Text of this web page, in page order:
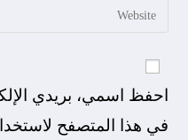
احفظ اسمي، بريدي
في هذا المتصفح